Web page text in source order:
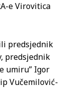
e Virovitica
predsjednik
predsjednik
umiru” Igor
Vučemilović-